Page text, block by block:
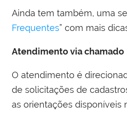
Ainda tem também, uma
Frequentes” com mais
Atendimento via chamado
O atendimento é
de solicitações de
as orientações disponíveis